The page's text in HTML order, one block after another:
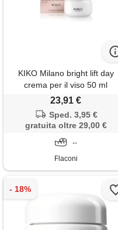
KIKO Milano bright lift day
crema per il viso 50 ml
23,91 €
Sped. 3,95 €
gratuita oltre 29,00 €
--
Flaconi